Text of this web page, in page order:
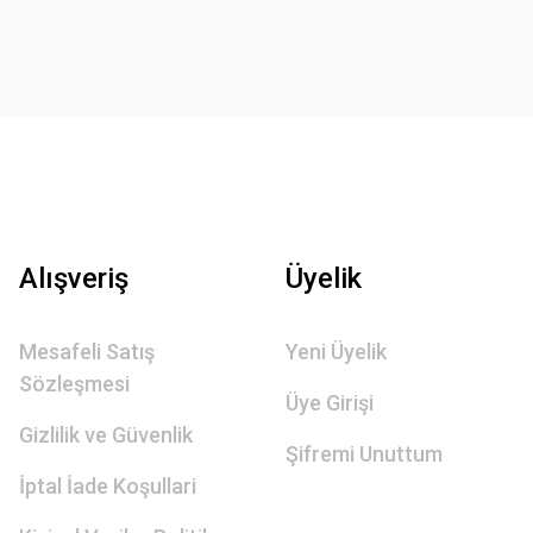
Alışveriş
Mesafeli Satış
Sözleşmesi
Gizlilik ve Güvenlik
İptal İade Koşullari
Üyelik
Yeni Üyelik
Üye Girişi
Şifremi Unuttum